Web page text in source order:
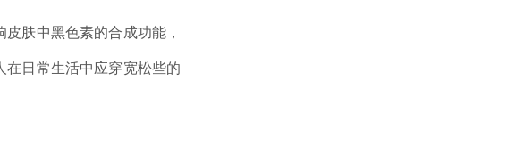
肤中黑色素的合成功能，
在日常生活中应穿宽松些的